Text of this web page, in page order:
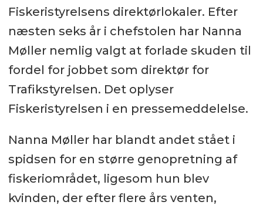
Fiskeristyrelsens direktørlokaler. Efter
næsten seks år i chefstolen har Nanna
Møller nemlig valgt at forlade skuden til
fordel for jobbet som direktør for
Trafikstyrelsen. Det oplyser
Fiskeristyrelsen i en pressemeddelelse.
Nanna Møller har blandt andet stået i
spidsen for en større genopretning af
fiskeriområdet, ligesom hun blev
kvinden, der efter flere års venten,